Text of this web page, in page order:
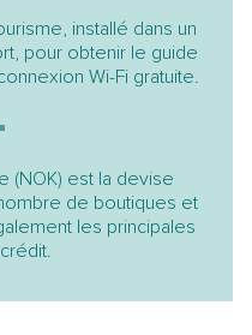
installé dans un
pour obtenir le guide
Wi-Fi gratuite.
(NOK) est la devise
de boutiques et
les principales